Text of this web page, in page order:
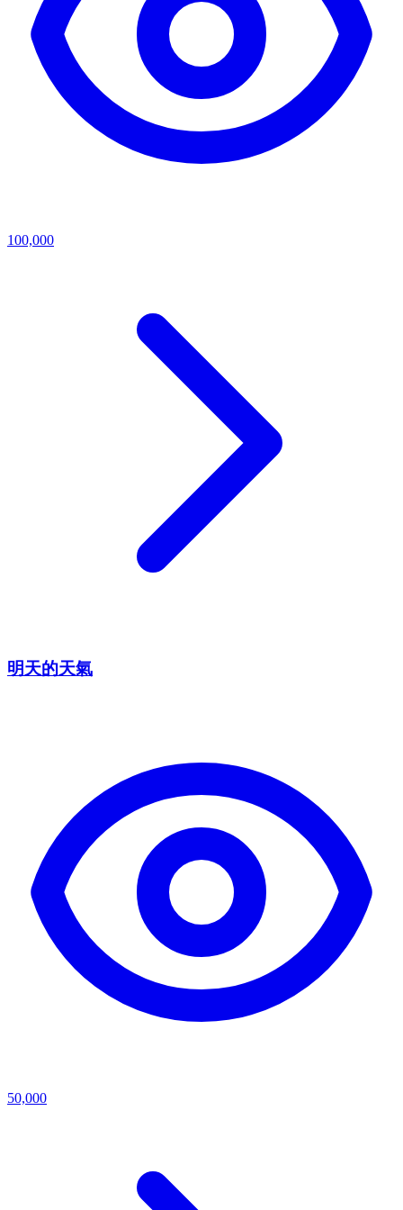
100,000
明天的天氣
50,000